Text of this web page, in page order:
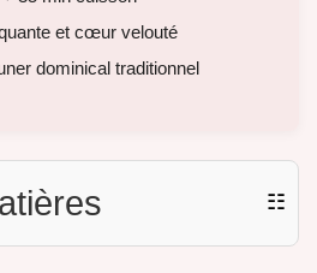
et cœur velouté
dominical traditionnel
☷